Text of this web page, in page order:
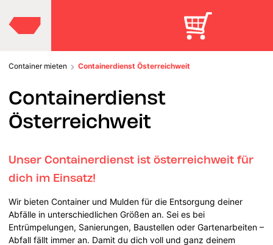
Container mieten Containerdienst Österreichweit
Containerdienst
Österreichweit
Unser Containerdienst ist österreichweit für
dich im Einsatz!
Wir bieten Container und Mulden für die Entsorgung deiner
Abfälle in unterschiedlichen Größen an. Sei es bei
Entrümpelungen, Sanierungen, Baustellen oder Gartenarbeiten –
Abfall fällt immer an. Damit du dich voll und ganz deinem